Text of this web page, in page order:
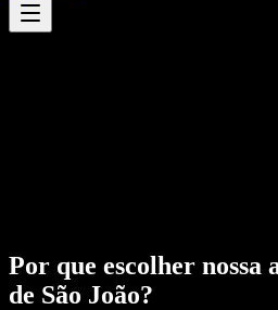
Por que escolher nossa
de São João?